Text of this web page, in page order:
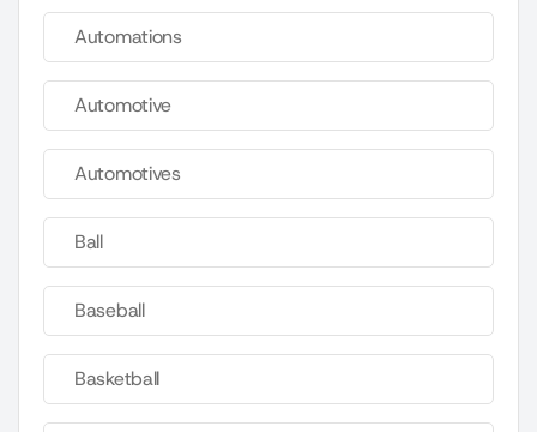
Automations
Automotive
Automotives
Ball
Baseball
Basketball